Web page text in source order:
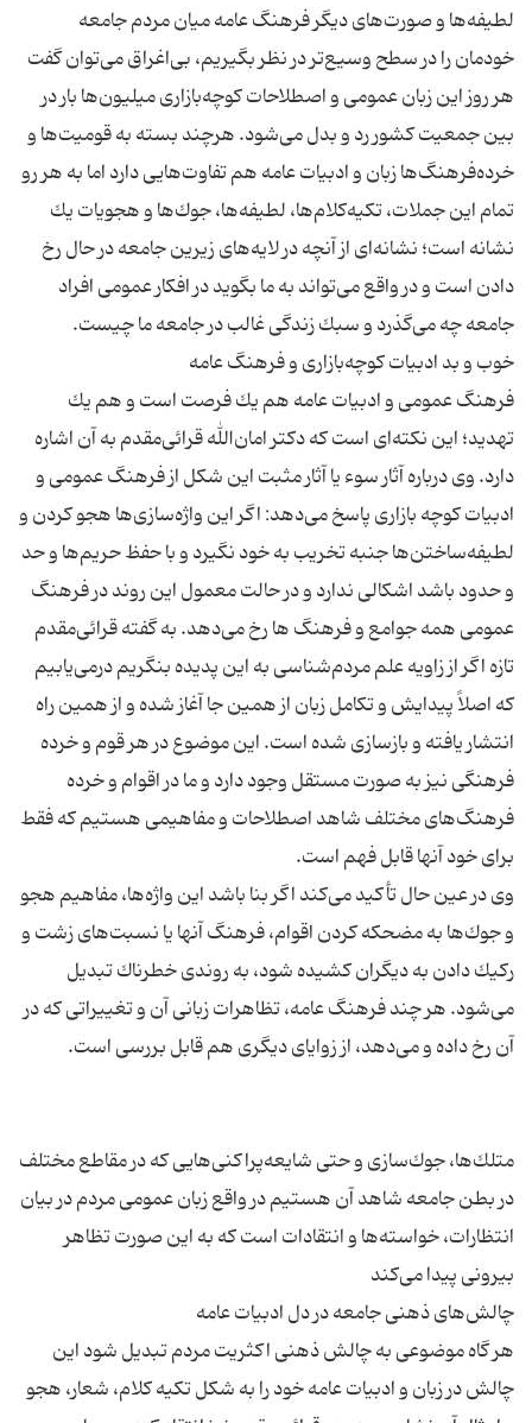
لطیفه‌ها و صورت‌های دیگر فرهنگ‌ عامه میان مردم جامعه
خودمان را در سطح وسیع‌تر در نظر بگیریم، بی‌اغراق می‌توان گفت
هر روز این زبان عمومی و اصطلاحات كوچه‌بازاری میلیون‌ها بار در
بین جمعیت كشور رد و بدل می‌شود. هرچند بسته به قومیت‌ها و
خرده‌فرهنگ‌ها زبان و ادبیات عامه هم تفاوت‌هایی دارد اما به هر رو
تمام این جملات، تكیه‌كلام‌ها، لطیفه‌ها، جوك‌ها و هجویات یك
نشانه است؛ نشانه‌ای از آنچه در لایه‌های زیرین جامعه در حال رخ
دادن است و در واقع می‌تواند به ما بگوید در افكار عمومی افراد
فرهنگ عمومی و ادبیات عامه هم یك فرصت است و هم یك
تهدید؛ این نكته‌ای است كه دكتر امان‌الله قرائی‌مقدم به آن اشاره
دارد. وی درباره آثار سوء یا آثار مثبت این شكل از فرهنگ عمومی و
ادبیات كوچه بازاری پاسخ می‌دهد: اگر این واژه‌سازی‌ها هجو كردن و
لطیفه‌ساختن‌ها جنبه تخریب به خود نگیرد و با حفظ حریم‌ها و حد
و حدود باشد اشكالی ندارد و در حالت معمول این روند در فرهنگ
عمومی همه جوامع و فرهنگ ها رخ می‌دهد. به گفته قرائی‌مقدم
تازه اگر از زاویه علم مردم‌شناسی به این پدیده بنگریم درمی‌یابیم
كه اصلاً پیدایش و تكامل زبان از همین جا آغاز شده و از همین راه
انتشار یافته و بازسازی شده است. این موضوع در هر قوم و خرده
فرهنگی نیز به صورت مستقل وجود دارد و ما در اقوام و خرده
فرهنگ‌های مختلف شاهد اصطلاحات و مفاهیمی هستیم كه فقط
وی در عین حال تأكید می‌كند اگر بنا باشد این واژه‌ها، مفاهیم هجو
و جوك‌ها به مضحكه كردن اقوام، فرهنگ آنها یا نسبت‌های زشت و
ركیك دادن به دیگران كشیده شود، به روندی خطرناك تبدیل
می‌شود. هر چند فرهنگ عامه، تظاهرات زبانی آن و تغییراتی كه در
متلك‌ها، جوك‌سازی و حتی شایعه‌پراكنی‌هایی كه در مقاطع مختلف
در بطن جامعه شاهد آن هستیم در واقع زبان عمومی مردم در بیان
انتظارات، خواسته‌ها و انتقادات است كه به این صورت تظاهر
هر گاه موضوعی به چالش ذهنی اكثریت مردم تبدیل شود این
چالش در زبان و ادبیات عامه خود را به شكل تكیه كلام، شعار، هجو